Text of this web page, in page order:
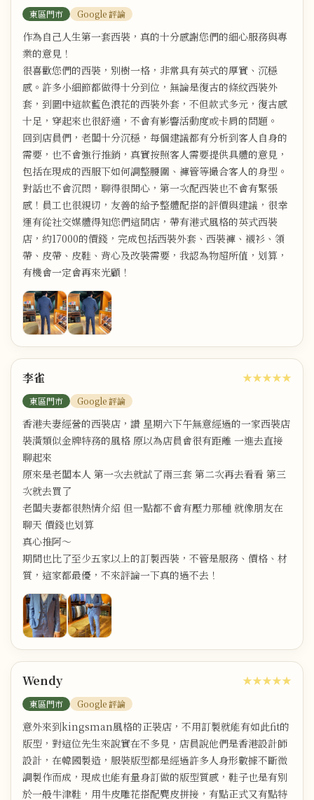
東區門市 Google 評論
作為自己人生第一套西裝，真的十分感謝您們的細心服務與專
業的意見！
很喜歡您們的西裝，別樹一格，非常具有英式的厚實、沉穩
感。許多小細節都做得十分到位，無論是復古的條紋西裝外
套，到圖中這款藍色浪花的西裝外套，不但款式多元，復古感
十足，穿起來也很舒適，不會有影響活動度或卡肩的問題。
回到店員們，老闆十分沉穩，每個建議都有分析到客人自身的
需要，也不會強行推銷，真實按照客人需要提供具體的意見，
包括在現成的西服下如何調整腰圍、褲管等撮合客人的身型。
對話也不會沉悶，聊得很開心，第一次配西裝也不會有緊張
感！員工也很親切，友善的給予整體配搭的評價與建議，很幸
運有從社交媒體得知您們這間店，帶有港式風格的英式西裝
店，約17000的價錢，完成包括西裝外套、西裝褲、襯衫、領
帶、皮帶、皮鞋、背心及改裝需要，我認為物超所值，划算，
有機會一定會再來光顧！
李雀
東區門市 Google 評論
★★★★★
香港夫妻經營的西裝店，讚 星期六下午無意經過的一家西裝店
裝潢類似金牌特務的風格 原以為店員會很有距離 一進去直接
聊起來
原來是老闆本人 第一次去就試了兩三套 第二次再去看看 第三
次就去買了
老闆夫妻都很熱情介紹 但一點都不會有壓力那種 就像朋友在
聊天 價錢也划算
真心推阿～
期間也比了至少五家以上的訂製西裝，不管是服務、價格、材
質，這家都最優，不來評論一下真的過不去！
Wendy
東區門市 Google 評論
★★★★★
意外來到kingsman風格的正裝店，不用訂製就能有如此fit的
版型，對這位先生來說實在不多見，店員說他們是香港設計師
設計，在韓國製造，服裝版型都是經過許多人身形數據不斷微
調製作而成，現成也能有量身訂做的版型質感，鞋子也是有別
於一般牛津鞋，用牛皮雕花搭配麂皮拼接，有點正式又有點特